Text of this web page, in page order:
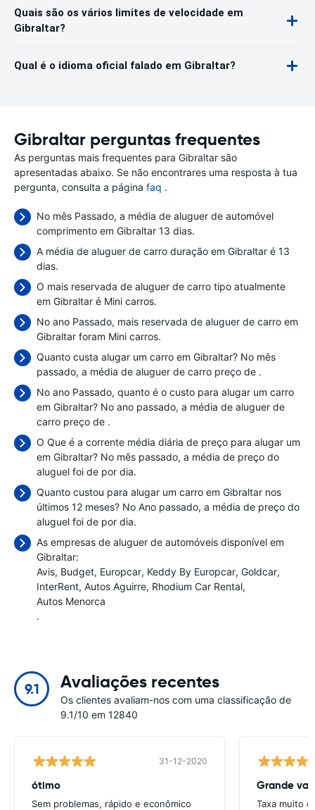
Quais são os vários limites de velocidade em
Gibraltar?
Qual é o idioma oficial falado em Gibraltar?
Gibraltar perguntas frequentes
As perguntas mais frequentes para Gibraltar são
apresentadas abaixo. Se não encontrares uma resposta à tua
pergunta, consulta a página faq .
No mês Passado, a média de aluguer de automóvel
comprimento em Gibraltar 13 dias.
A média de aluguer de carro duração em Gibraltar é 13
dias.
O mais reservada de aluguer de carro tipo atualmente
em Gibraltar é Mini carros.
No ano Passado, mais reservada de aluguer de carro em
Gibraltar foram Mini carros.
Quanto custa alugar um carro em Gibraltar? No mês
passado, a média de aluguer de carro preço de .
No ano Passado, quanto é o custo para alugar um carro
em Gibraltar? No ano passado, a média de aluguer de
carro preço de .
O Que é a corrente média diária de preço para alugar um
em Gibraltar? No mês passado, a média de preço do
aluguel foi de por dia.
Quanto custou para alugar um carro em Gibraltar nos
últimos 12 meses? No Ano passado, a média de preço do
aluguel foi de por dia.
As empresas de aluguer de automóveis disponível em
Gibraltar:
Avis Budget Europcar Keddy By Europcar Goldcar
InterRent Autos Aguirre Rhodium Car Rental
Autos Menorca
.
9.1 Avaliações recentes
Os clientes avaliam-nos com uma classificação de
9.1/10 em 12840
31-12-2020
ótimo
Sem problemas, rápido e econômico
Grande
Taxa muito